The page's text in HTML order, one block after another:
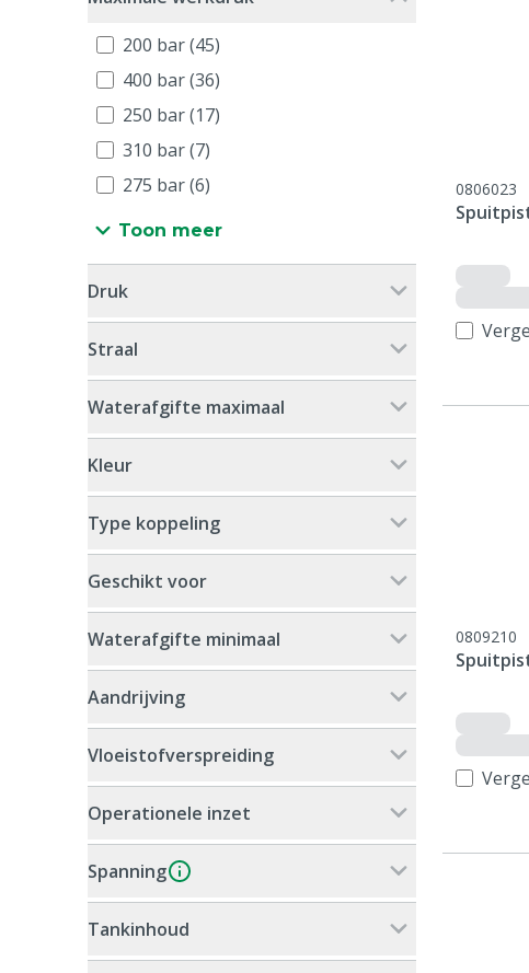
200 bar (45)
400 bar (36)
250 bar (17)
310 bar (7)
275 bar (6)
Toon meer
Druk
Straal
Waterafgifte maximaal
Kleur
Type koppeling
Geschikt voor
Waterafgifte minimaal
Aandrijving
Vloeistofverspreiding
Operationele inzet
Spanning
Tankinhoud
0806023
0809210